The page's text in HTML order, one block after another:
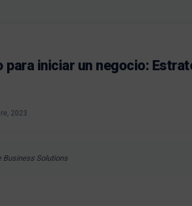
iniciar un negocio:
2023
Business Solutions